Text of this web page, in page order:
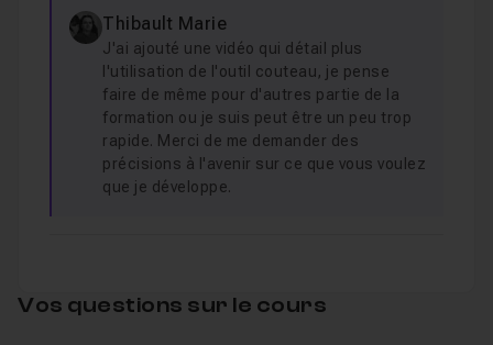
Thibault Marie
J'ai ajouté une vidéo qui détail plus
l'utilisation de l'outil couteau, je pense
faire de même pour d'autres partie de la
formation ou je suis peut être un peu trop
rapide. Merci de me demander des
précisions à l'avenir sur ce que vous voulez
que je développe.
Vos questions sur le cours